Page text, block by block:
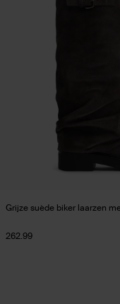
Grijze suède biker laarzen
262.99